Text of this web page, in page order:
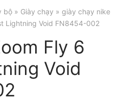
bộ » Giày chạy » giày chạy nike
Lightning Void FN8454-002
Fly 6
Void